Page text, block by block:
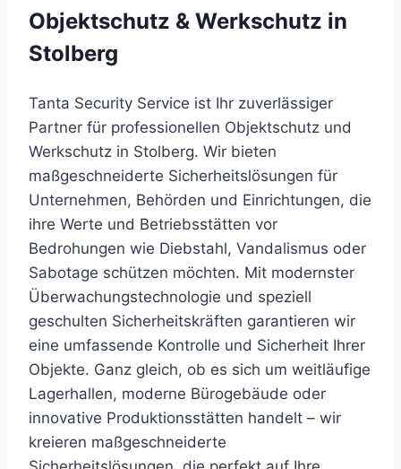
Objektschutz & Werkschutz in
Stolberg
Tanta Security Service ist Ihr zuverlässiger
Partner für professionellen Objektschutz und
Werkschutz in Stolberg. Wir bieten
maßgeschneiderte Sicherheitslösungen für
Unternehmen, Behörden und Einrichtungen, die
ihre Werte und Betriebsstätten vor
Bedrohungen wie Diebstahl, Vandalismus oder
Sabotage schützen möchten. Mit modernster
Überwachungstechnologie und speziell
geschulten Sicherheitskräften garantieren wir
eine umfassende Kontrolle und Sicherheit Ihrer
Objekte. Ganz gleich, ob es sich um weitläufige
Lagerhallen, moderne Bürogebäude oder
innovative Produktionsstätten handelt – wir
kreieren maßgeschneiderte